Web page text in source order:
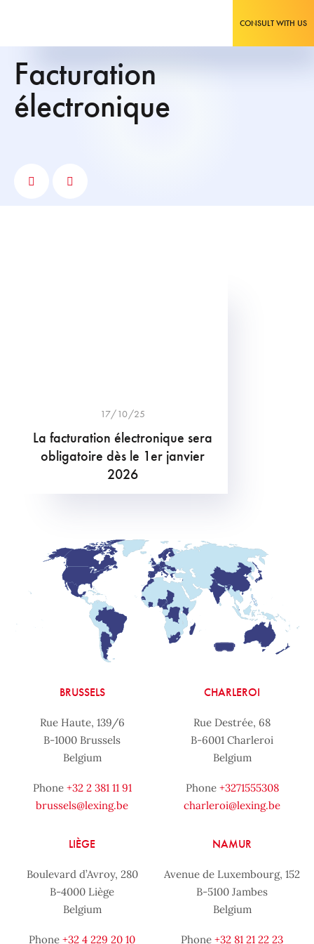
CONSULT WITH US
facturation
électronique
17/10/25
La facturation électronique sera
obligatoire dès le 1er janvier
2026
BRUSSELS
Rue Haute, 139/6
B-1000 Brussels
Belgium
Phone +32 2 381 11 91
brussels@lexing.be
CHARLEROI
Rue Destrée, 68
B-6001 Charleroi
Belgium
Phone +3271555308
charleroi@lexing.be
LIÈGE
Boulevard d’Avroy, 280
B-4000 Liège
Belgium
Phone +32 4 229 20 10
NAMUR
Avenue de Luxembourg, 152
B-5100 Jambes
Belgium
Phone +32 81 21 22 23